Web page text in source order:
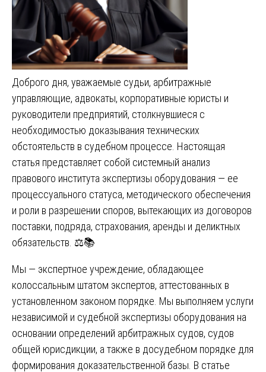
Доброго дня, уважаемые судьи, арбитражные
управляющие, адвокаты, корпоративные юристы и
руководители предприятий, столкнувшиеся с
необходимостью доказывания технических
обстоятельств в судебном процессе. Настоящая
статья представляет собой системный анализ
правового института экспертизы оборудования — ее
процессуального статуса, методического обеспечения
и роли в разрешении споров, вытекающих из договоров
поставки, подряда, страхования, аренды и деликтных
обязательств. ⚖️📚
Мы — экспертное учреждение, обладающее
колоссальным штатом экспертов, аттестованных в
установленном законом порядке. Мы выполняем услуги
независимой и судебной экспертизы оборудования на
основании определений арбитражных судов, судов
общей юрисдикции, а также в досудебном порядке для
формирования доказательственной базы. В статье